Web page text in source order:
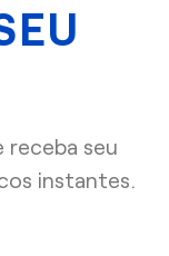
receba seu
instantes.